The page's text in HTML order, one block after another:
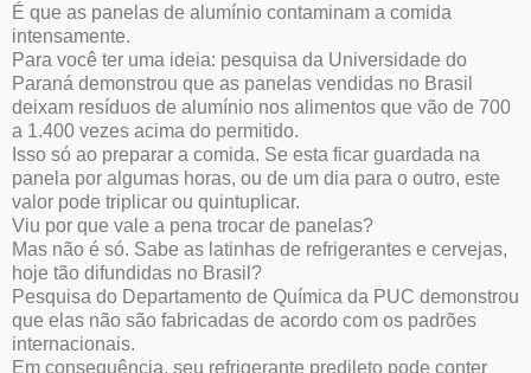
É que as panelas de alumínio contaminam a comida
intensamente.
Para você ter uma ideia: pesquisa da Universidade do
Paraná demonstrou que as panelas vendidas no Brasil
deixam resíduos de alumínio nos alimentos que vão de 700
a 1.400 vezes acima do permitido.
Isso só ao preparar a comida. Se esta ficar guardada na
panela por algumas horas, ou de um dia para o outro, este
valor pode triplicar ou quintuplicar.
Viu por que vale a pena trocar de panelas?
Mas não é só. Sabe as latinhas de refrigerantes e cervejas,
hoje tão difundidas no Brasil?
Pesquisa do Departamento de Química da PUC demonstrou
que elas não são fabricadas de acordo com os padrões
internacionais.
Em consequência, seu refrigerante predileto pode conter